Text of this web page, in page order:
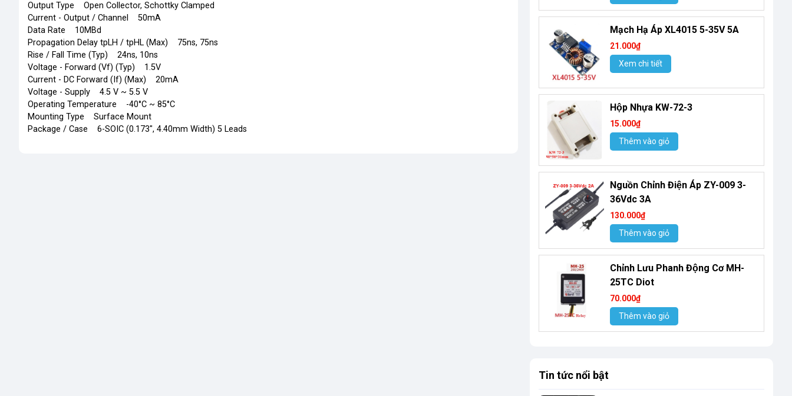
Output Type Open Collector, Schottky Clamped
Current - Output / Channel 50mA
Data Rate 10MBd
Propagation Delay tpLH / tpHL (Max) 75ns, 75ns
Rise / Fall Time (Typ) 24ns, 10ns
Voltage - Forward (Vf) (Typ) 1.5V
Current - DC Forward (If) (Max) 20mA
Voltage - Supply 4.5 V ~ 5.5 V
Operating Temperature -40°C ~ 85°C
Mounting Type Surface Mount
Package / Case 6-SOIC (0.173", 4.40mm Width) 5 Leads
Mạch Hạ Áp XL4015 5-35V 5A
21.000₫
Xem chi tiết
Hộp Nhựa KW-72-3
15.000₫
Thêm vào giỏ
Nguồn Chỉnh Điện Áp ZY-009 3-
36Vdc 3A
130.000₫
Thêm vào giỏ
Chỉnh Lưu Phanh Động Cơ MH-
25TC Diot
70.000₫
Thêm vào giỏ
Tin tức nổi bật